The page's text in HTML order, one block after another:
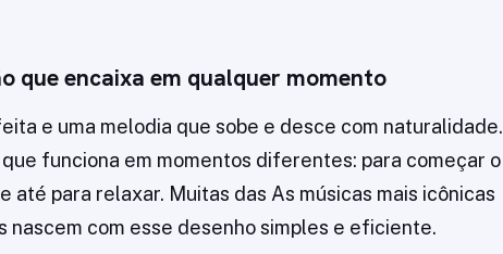
que encaixa em qualquer momento
e uma melodia que sobe e desce com naturalidade.
funciona em momentos diferentes: para começar o
até para relaxar. Muitas das As músicas mais icônicas
nascem com esse desenho simples e eficiente.